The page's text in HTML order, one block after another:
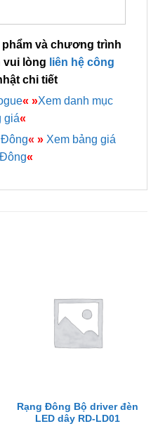
và chương trình
vui lòng liên hệ công
chi tiết
« »Xem danh mục
giá«
« »Xem bảng giá
«
Rạng Đông Bộ driver đèn
LED dây RD-LD01